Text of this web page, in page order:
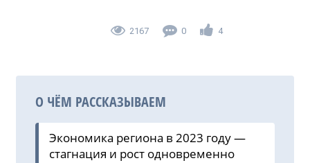
2167 0 4
О ЧЁМ РАССКАЗЫВАЕМ
Экономика региона в 2023 году —
стагнация и рост одновременно